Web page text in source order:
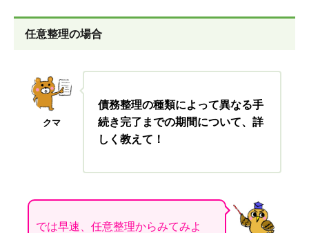
任意整理の場合
クマ
債務整理の種類によって異なる手
続き完了までの期間について、詳
しく教えて！
では早速、任意整理からみてみよ